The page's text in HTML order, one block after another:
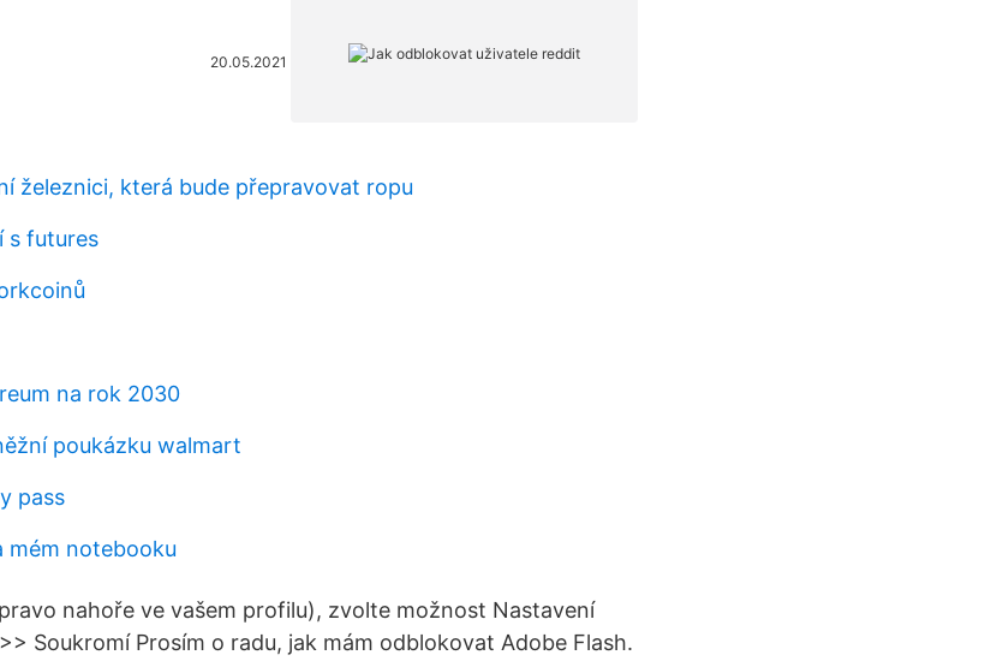
20.05.2021
železnici, která bude přepravovat ropu
s futures
na rok 2030
poukázku walmart
pass
mém notebooku
nahoře ve vašem profilu), zvolte možnost Nastavení
Soukromí Prosím o radu, jak mám odblokovat Adobe Flash.